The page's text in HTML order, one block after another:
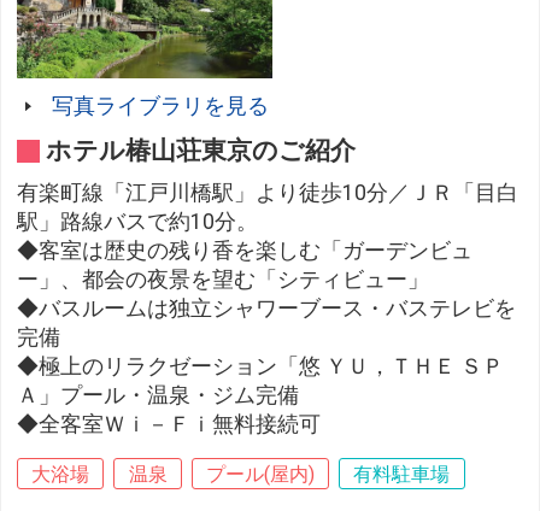
写真ライブラリを見る
ホテル椿山荘東京のご紹介
有楽町線「江戸川橋駅」より徒歩10分／ＪＲ「目白
駅」路線バスで約10分。
◆客室は歴史の残り香を楽しむ「ガーデンビュ
ー」、都会の夜景を望む「シティビュー」
◆バスルームは独立シャワーブース・バステレビを
完備
◆極上のリラクゼーション「悠 ＹＵ，ＴＨＥ ＳＰ
Ａ」プール・温泉・ジム完備
◆全客室Ｗｉ－Ｆｉ無料接続可
大浴場 温泉 プール(屋内) 有料駐車場